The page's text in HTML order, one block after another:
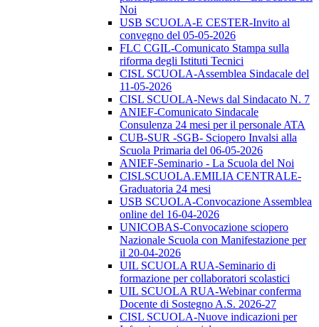
Noi
USB SCUOLA-E CESTER-Invito al
convegno del 05-05-2026
FLC CGIL-Comunicato Stampa sulla
riforma degli Istituti Tecnici
CISL SCUOLA-Assemblea Sindacale del
11-05-2026
CISL SCUOLA-News dal Sindacato N. 7
ANIEF-Comunicato Sindacale
Consulenza 24 mesi per il personale ATA
CUB-SUR -SGB- Sciopero Invalsi alla
Scuola Primaria del 06-05-2026
ANIEF-Seminario - La Scuola del Noi
CISLSCUOLA.EMILIA CENTRALE-
Graduatoria 24 mesi
USB SCUOLA-Convocazione Assemblea
online del 16-04-2026
UNICOBAS-Convocazione sciopero
Nazionale Scuola con Manifestazione per
il 20-04-2026
UIL SCUOLA RUA-Seminario di
formazione per collaboratori scolastici
UIL SCUOLA RUA-Webinar conferma
Docente di Sostegno A.S. 2026-27
CISL SCUOLA-Nuove indicazioni per